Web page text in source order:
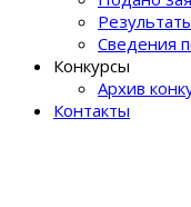
Сведения
Конкурсы
Архив
Контакты